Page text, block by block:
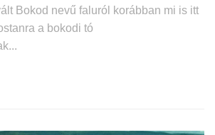
Bokod nevű faluról korábban mi is itt
a bokodi tó